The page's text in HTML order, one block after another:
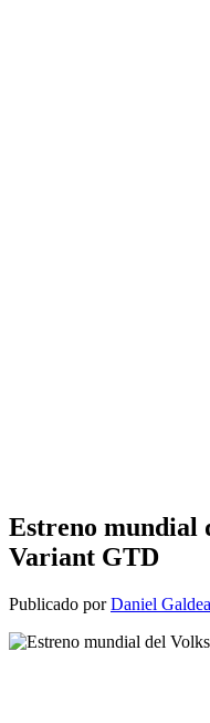
Estreno mundial
Variant GTD
Publicado porDaniel